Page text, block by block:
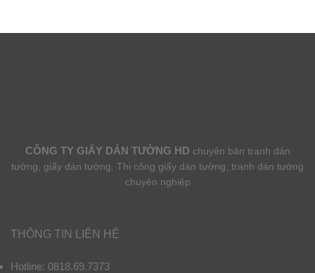
CÔNG TY GIẤY DÁN TƯỜNG HD chuyên bán tranh dán
tường, giấy dán tường. Thi công giấy dán tường, tranh dán tường
chuyên nghiệp
THÔNG TIN LIÊN HỆ
Hotline: 0818.69.7373